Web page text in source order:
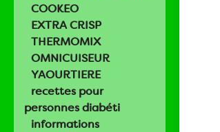
COOKEO
EXTRA CRISP
THERMOMIX
OMNICUISEUR
YAOURTIERE
recettes pour
personnes diabéti
informations